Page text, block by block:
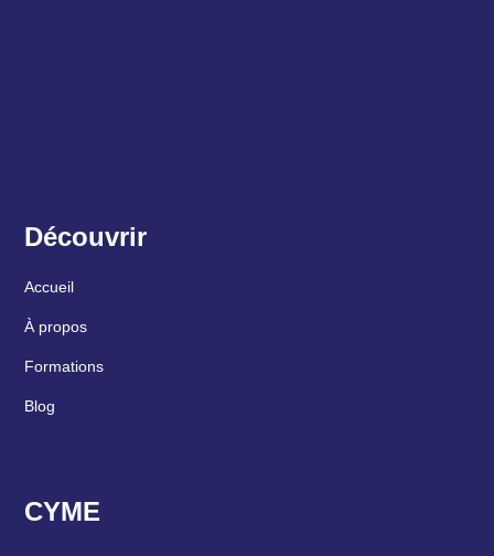
Découvrir
Accueil
À propos
Formations
Blog
CYME